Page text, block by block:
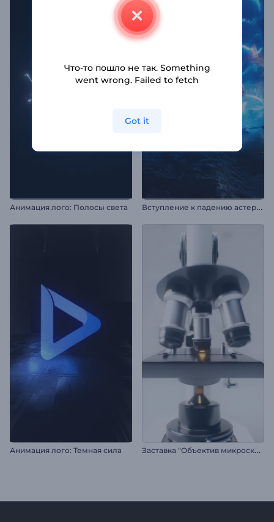
Анимация лого: Полосы света В
ступление к падению астероида
Анимация лого: Темная сила З
аставка "Объектив микроскопа"
Что-то пошло не так. Something
went wrong. Failed to fetch
Got it